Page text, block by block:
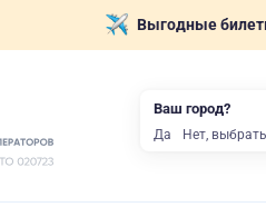
Выгодные
Ваш город?
Да Нет,